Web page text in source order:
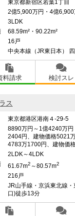
東京都新宿区若葉1丁目
2億5,900万円・4億6,900
3LDK
68.59m²・90.22m²
16戸
中央本線（JR東日本）
料請求 検討スレ
ス
東京都港区港南４-29-5
8890万円～1億4240万
2404円、建物価格5021
4783万1700円、建物価
2LDK～4LDK
61.67m2 ～80.57m2
216戸
JR山手線・京浜東北線
口)徒歩13分